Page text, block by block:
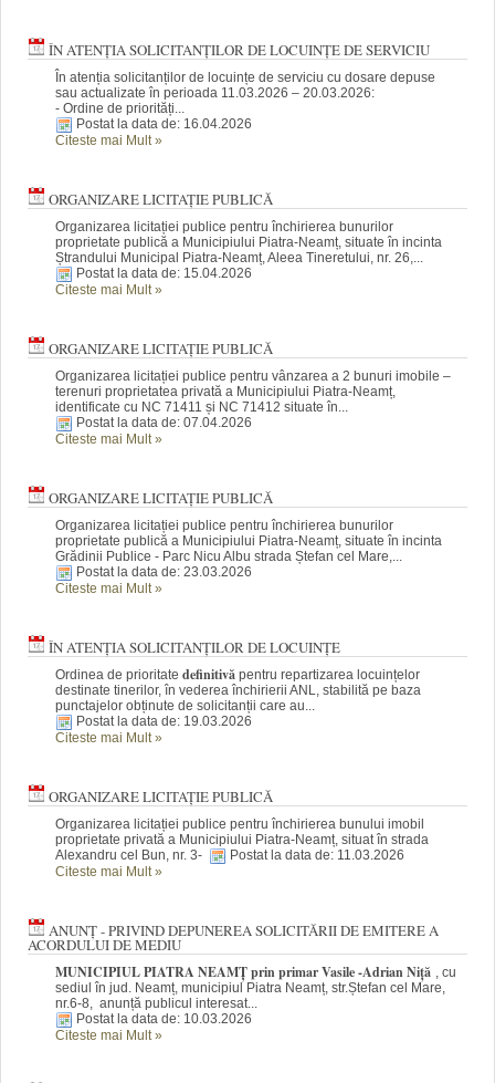
ÎN ATENȚIA SOLICITANȚILOR DE LOCUINȚE DE SERVICIU
În atenția solicitanților de locuințe de serviciu cu dosare depuse
sau actualizate în perioada 11.03.2026 – 20.03.2026:
- Ordine de priorități...
Postat la data de: 16.04.2026
Citeste mai Mult»
ORGANIZARE LICITAȚIE PUBLICĂ
Organizarea licitației publice pentru închirierea bunurilor
proprietate publică a Municipiului Piatra-Neamț, situate în incinta
Ștrandului Municipal Piatra-Neamț, Aleea Tineretului, nr. 26,...
Postat la data de: 15.04.2026
Citeste mai Mult»
ORGANIZARE LICITAȚIE PUBLICĂ
Organizarea licitației publice pentru vânzarea a 2 bunuri imobile –
terenuri proprietatea privată a Municipiului Piatra-Neamț,
identificate cu NC 71411 și NC 71412 situate în...
Postat la data de: 07.04.2026
Citeste mai Mult»
ORGANIZARE LICITAȚIE PUBLICĂ
Organizarea licitației publice pentru închirierea bunurilor
proprietate publică a Municipiului Piatra-Neamț, situate în incinta
Grădinii Publice - Parc Nicu Albu strada Ștefan cel Mare,...
Postat la data de: 23.03.2026
Citeste mai Mult»
ÎN ATENȚIA SOLICITANȚILOR DE LOCUINȚE
Ordinea de prioritate definitivă pentru repartizarea locuințelor
destinate tinerilor, în vederea închirierii ANL, stabilită pe baza
punctajelor obținute de solicitanții care au...
Postat la data de: 19.03.2026
Citeste mai Mult»
ORGANIZARE LICITAȚIE PUBLICĂ
Organizarea licitației publice pentru închirierea bunului imobil
proprietate privată a Municipiului Piatra-Neamț, situat în strada
Alexandru cel Bun, nr. 3-
Postat la data de: 11.03.2026
Citeste mai Mult»
ANUNȚ - PRIVIND DEPUNEREA SOLICITĂRII DE EMITERE A
ACORDULUI DE MEDIU
MUNICIPIUL PIATRA NEAMȚ prin primar Vasile -Adrian Niță , cu
sediul în jud. Neamț, municipiul Piatra Neamț, str.Ștefan cel Mare,
nr.6-8, anunță publicul interesat...
Postat la data de: 10.03.2026
Citeste mai Mult»